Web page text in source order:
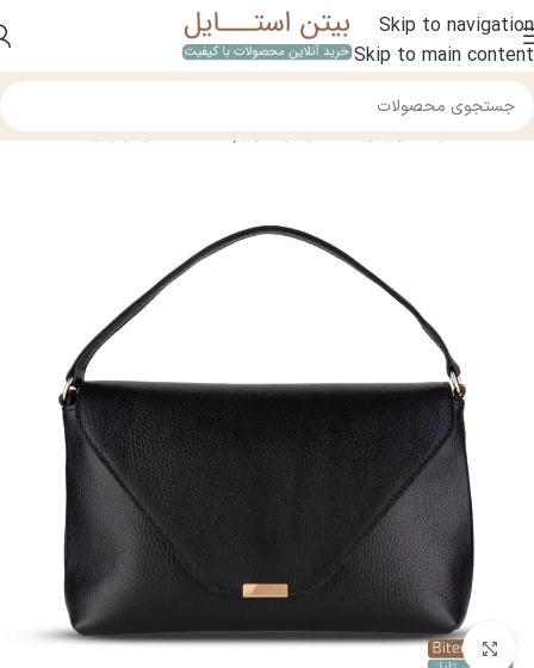
Skip to navigation
Skip to main content
خانه/محصولات چرمی/کیف و کوله چرم/کیف دستی چرمی
بزرگنمایی تصویر